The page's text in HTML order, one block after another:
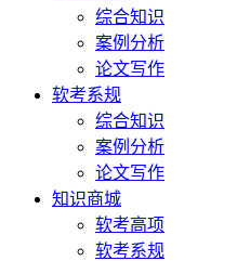
综合知识
案例分析
论文写作
软考系规
综合知识
案例分析
论文写作
知识商城
软考高项
软考系规